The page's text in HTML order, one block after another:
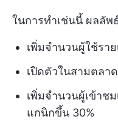
ในการทำเช่นนี้ ผลลั
เพิ่มจำนวนผู้ใช้รา
เปิดตัวในสามตลา
เพิ่มจำนวนผู้เข้าช
แกนิกขึ้น 30%